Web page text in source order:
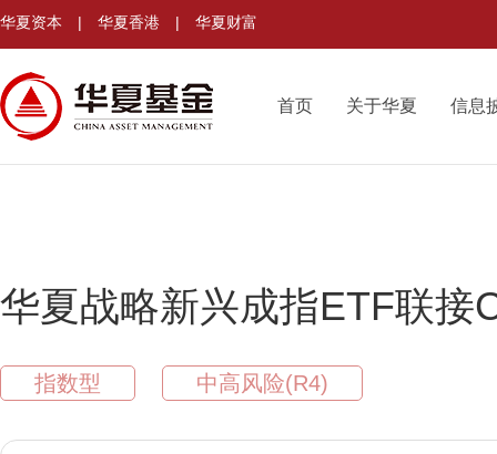
华夏资本 | 华夏香港 | 华夏财富
首页 关于华夏 信息
华夏战略新兴成指ETF联接
指数型 中高风险(R4)